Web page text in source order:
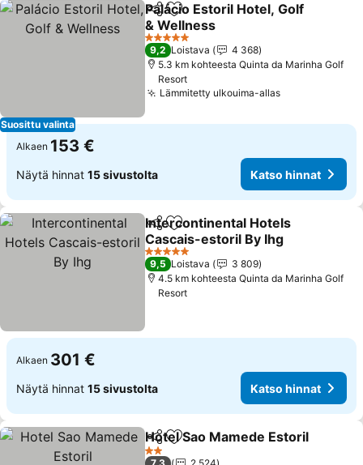
Suosittu valinta
Jaa Lisää suosikkeihin
Palácio Estoril Hotel, Golf
& Wellness
Katso hinnat
5 Tähtiluokitus
9,2 Loistava
4 368
5.3 km kohteesta Quinta da Marinha Golf
Resort
Lämmitetty ulkouima-allasKatso hinnat
Alkaen 153 €
Näytä hinnat 15 sivustolta Katso hinnat
Jaa Lisää suosikkeihin
Intercontinental Hotels
Cascais-estoril By Ihg
Katso hinnat
5 Tähtiluokitus
9,5 Loistava
3 809
4.5 km kohteesta Quinta da Marinha Golf
Resort
Alkaen 301 €
Näytä hinnat 15 sivustolta Katso hinnat
Jaa Lisää suosikkeihin
Hotel Sao Mamede Estoril
2 Tähtiluokitus